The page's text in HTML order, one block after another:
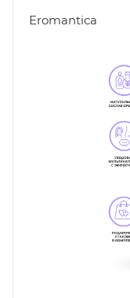
Eromantica